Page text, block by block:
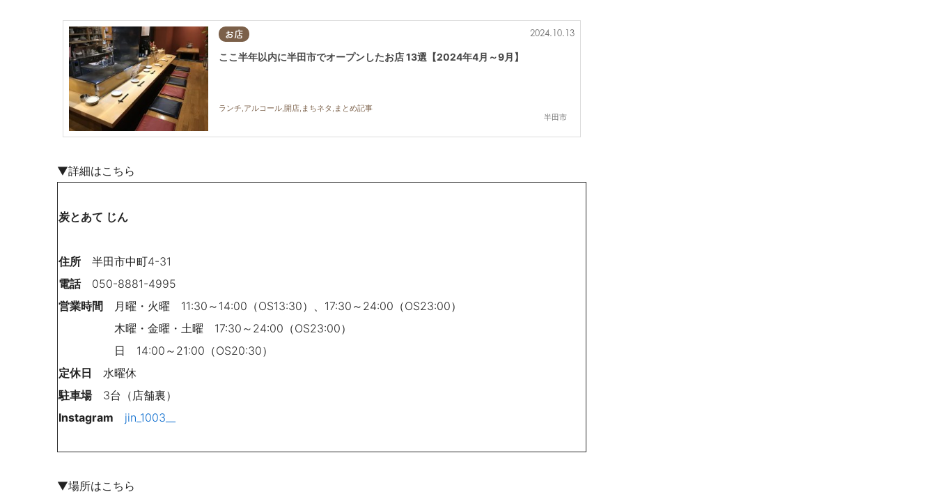
お店
半田市
2024.10.13
ここ半年以内に半田市でオープンしたお店 13選【2024年4月～9月】
ランチ,アルコール,開店,まちネタ,まとめ記事
▼詳細はこちら
炭とあて じん
住所 半田市中町4-31
電話050-8881-4995
営業時間 月曜・火曜 11:30～14:00（OS13:30）、 17:30～24:00（OS23:00）
木曜・金曜・土曜 17:30～24:00（OS23:00）
日 14:00～21:00（OS20:30）
定休日 水曜休
駐車場3台（店舗裏）
Instagram
jin_1003__
▼場所はこちら